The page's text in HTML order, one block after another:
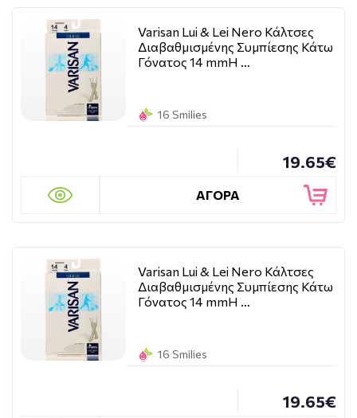
Varisan Lui & Lei Nero Κάλτσες
Διαβαθμισμένης Συμπίεσης Κάτω
Γόνατος 14 mmH …
16 Smilies
19.65€
ΑΓΟΡΑ
Varisan Lui & Lei Nero Κάλτσες
Διαβαθμισμένης Συμπίεσης Κάτω
Γόνατος 14 mmH …
16 Smilies
19.65€